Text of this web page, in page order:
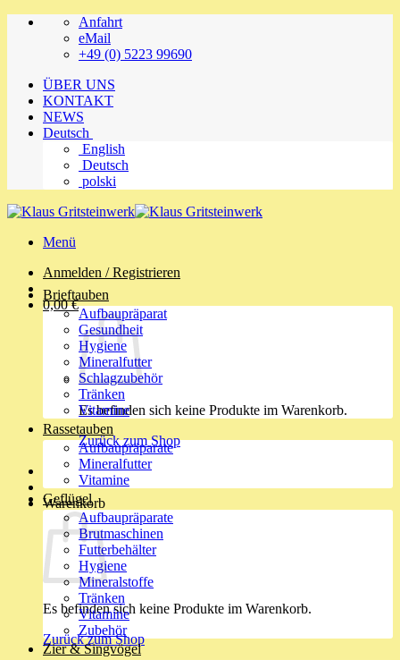
Zum
Anfahrt
eMail
+49 (0) 5223 99690
ÜBER UNS
KONTAKT
NEWS
Deutsch
English
Deutsch
polski
Menü
Anmelden / Registrieren
0,00€
Es befinden sich keine Produkte im Warenkorb.
Zurück zum Shop
Warenkorb
Es befinden sich keine Produkte im Warenkorb.
Zurück zum Shop
Brieftauben
Aufbaupräparat
Gesundheit
Hygiene
Mineralfutter
Schlagzubehör
Tränken
Vitamine
Rassetauben
Aufbaupräparate
Mineralfutter
Vitamine
Geflügel
Aufbaupräparate
Brutmaschinen
Futterbehälter
Hygiene
Mineralstoffe
Tränken
Vitamine
Zubehör
Zier & Singvögel